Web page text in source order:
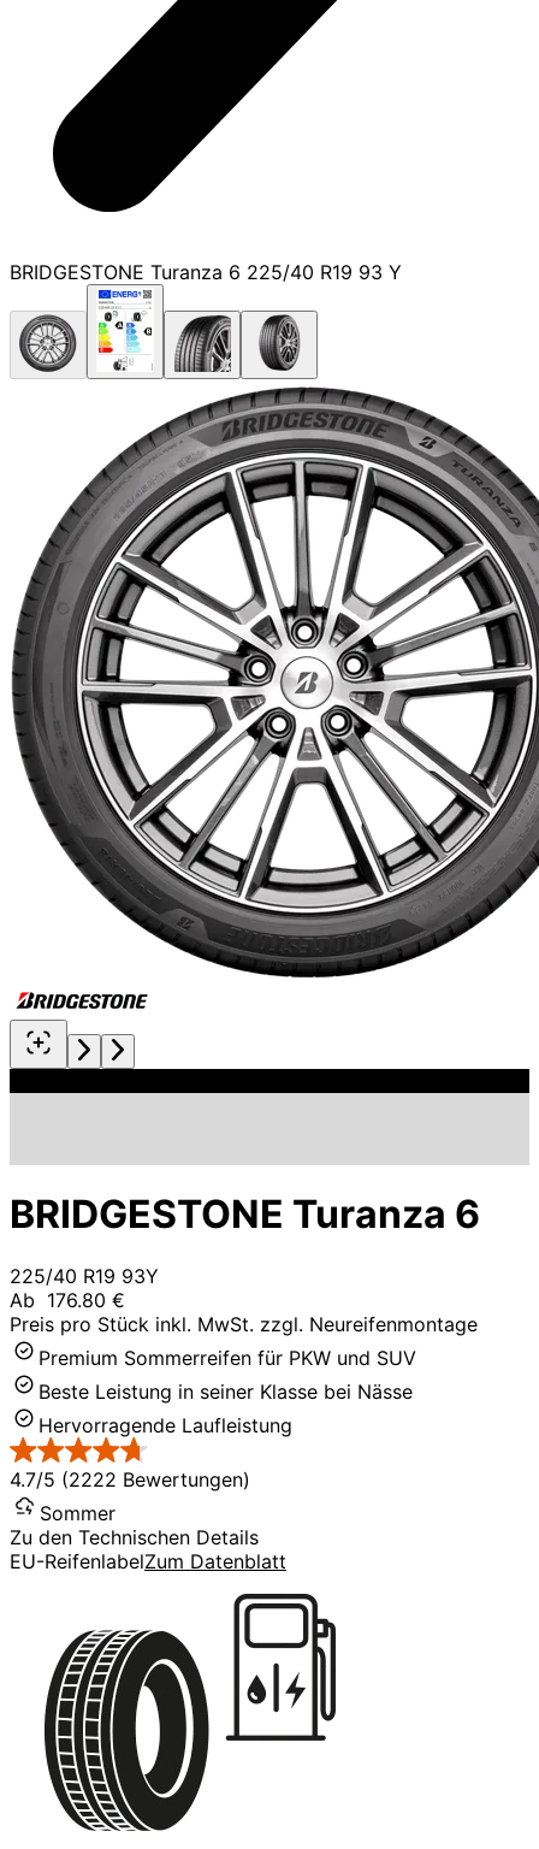
BRIDGESTONE Turanza 6 225/40 R19 93 Y
BRIDGESTONE Turanza 6
225/40 R19 93Y
Ab 176.80 €
Preis pro Stück inkl. MwSt. zzgl. Neureifenmontage
Premium Sommerreifen für PKW und SUV
Beste Leistung in seiner Klasse bei Nässe
Hervorragende Laufleistung
4.7/5 (2222 Bewertungen)
Sommer
Zu den Technischen Details
EU-ReifenlabelZum Datenblatt